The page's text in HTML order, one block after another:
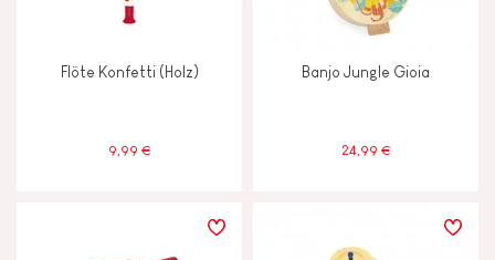
Flöte Konfetti (Holz)
9,99 €
Banjo Jungle Gioia
24,99 €